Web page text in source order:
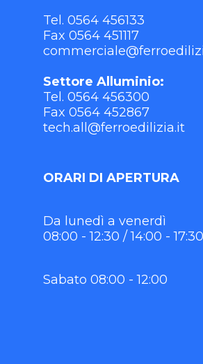
Tel. 0564 456133
Fax 0564 451117
Settore Alluminio:
Tel. 0564 456300
Fax 0564 452867
tech.all@ferroedilizia.it
ORARI DI APERTURA
Da lunedì a venerdì
08:00 - 12:30 / 14:00 - 17:30
Sabato 08:00 - 12:00